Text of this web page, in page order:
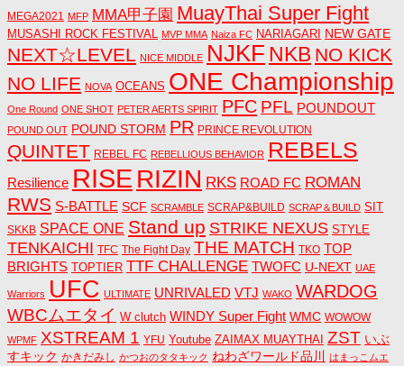
MEGA2021 MFP MMA甲子園 MuayThai Super Fight
MUSASHI ROCK FESTIVAL MVP MMA Naiza FC NARIAGARI NEW GATE
NEXT☆LEVEL NICE MIDDLE NJKF NKB NO KICK
NO LIFE NOVA OCEANS ONE Championship
One Round ONE SHOT PETER AERTS SPIRIT PFC PFL POUNDOUT
POUND OUT POUND STORM PR PRINCE REVOLUTION
QUINTET REBEL FC REBELLIOUS BEHAVIOR REBELS
Resilience RISE RIZIN RKS ROAD FC ROMAN
RWS S-BATTLE SCF SCRAMBLE SCRAP&BUILD SCRAP＆BUILD SIT
SKKB SPACE ONE Stand up STRIKE NEXUS STYLE
TENKAICHI TFC The Fight Day THE MATCH TKO TOP
BRIGHTS TOPTIER TTF CHALLENGE TWOFC U-NEXT UAE
Warriors UFC ULTIMATE UNRIVALED VTJ WAKO WARDOG
WBCムエタイ W clutch WINDY Super Fight WMC WOWOW
WPMF XSTREAM 1 YFU Youtube ZAIMAX MUAYTHAI ZST いぶ
すキック かきだみし かつおのタタキック ねわざワールド品川
はまっこムエ